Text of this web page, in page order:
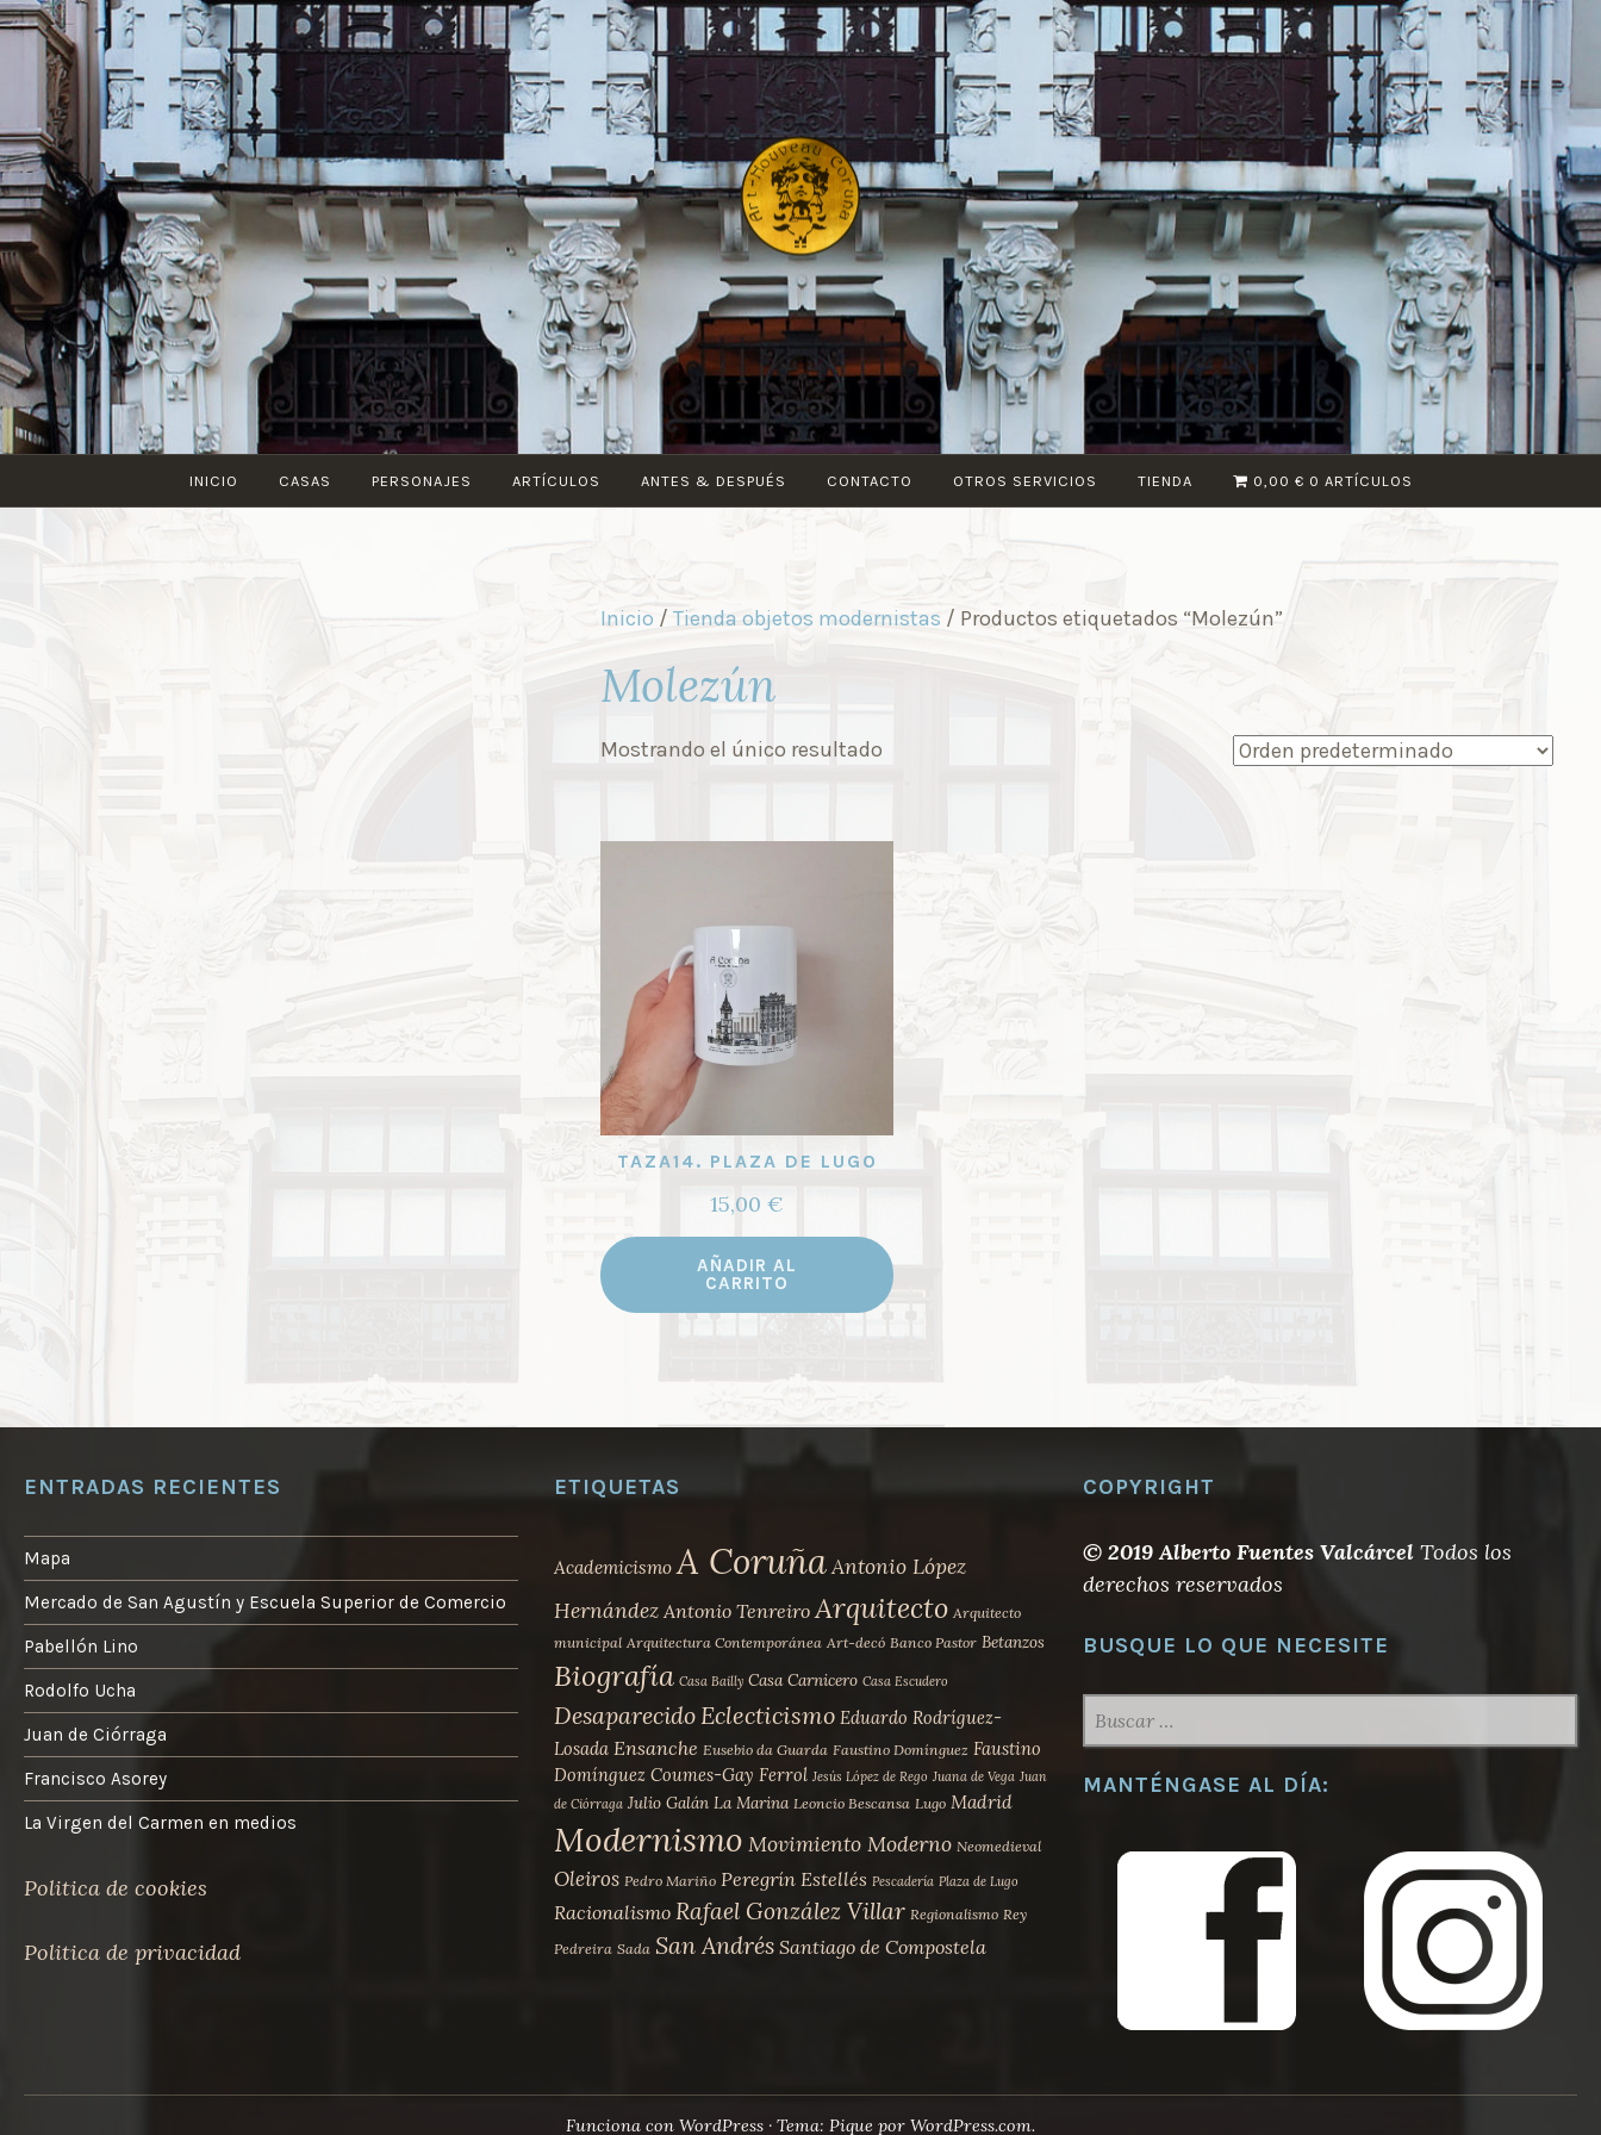
Saltar
contenido
ART-
NOUVEAU
CORUÑA
INICIO CASAS PERSONAJES ARTÍCULOS ANTES & DESPUÉS CONTACTO OTROS SERVICIOS TIENDA 0,00 € 0 ARTÍCULOS
Inicio / Tienda objetos modernistas / Productos etiquetados “Molezún”
Molezún
Mostrando el único resultado
TAZA14. PLAZA DE LUGO
15,00€
AÑADIR AL
CARRITO
ENTRADAS RECIENTES
Mapa
Mercado de San Agustín y Escuela Superior de Comercio
Pabellón Lino
Rodolfo Ucha
Juan de Ciórraga
Francisco Asorey
La Virgen del Carmen en medios
Politica de cookies
Politica de privacidad
ETIQUETAS
Academicismo A CoruñaAntonio López
Hernández Antonio Tenreiro Arquitecto Arquitecto
municipal Arquitectura Contemporánea Art-decó Banco Pastor Betanzos
Biografía Casa Bailly Casa Carnicero Casa Escudero
DesaparecidoEclecticismo Eduardo Rodríguez-
Losada Ensanche Eusebio da Guarda Faustino Domínguez Faustino
Domínguez Coumes-Gay Ferrol Jesús López de Rego Juana de Vega Juan
de Ciórraga Julio Galán La Marina Leoncio Bescansa Lugo Madrid
Modernismo Movimiento Moderno Neomedieval
Oleiros Pedro Mariño Peregrín Estellés Pescadería Plaza de Lugo
Racionalismo Rafael González Villar Regionalismo Rey
Pedreira Sada San Andrés Santiago de Compostela
COPYRIGHT
© 2019 Alberto Fuentes Valcárcel Todos los
derechos reservados
BUSQUE LO QUE NECESITE
MANTÉNGASE AL DÍA:
Funciona con WordPress · Tema: Pique por WordPress.com.